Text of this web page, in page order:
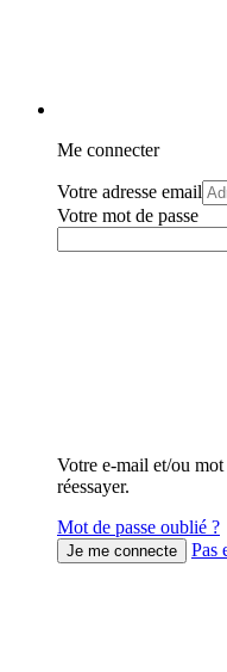
Me connecter
Votre adresse email
Votre mot de passe
Votre e-mail et/ou
réessayer.
Mot de passe oublié ?
Pas